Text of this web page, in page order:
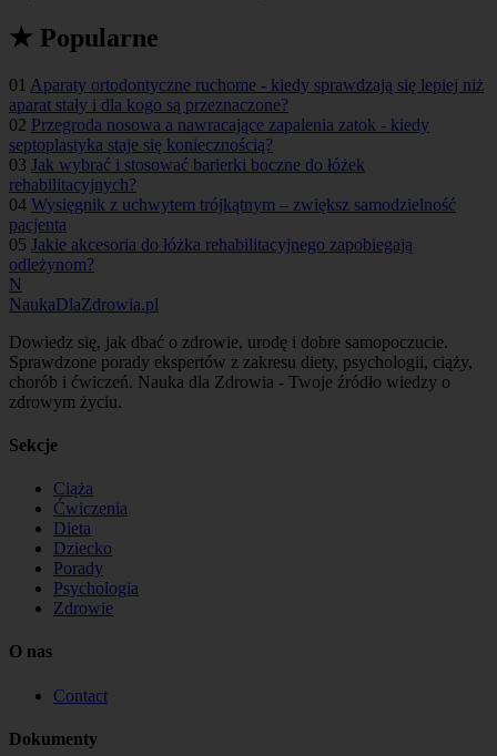
★ Popularne
01 Aparaty ortodontyczne ruchome - kiedy sprawdzają się lepiej niż
aparat stały i dla kogo są przeznaczone?
02 Przegroda nosowa a nawracające zapalenia zatok - kiedy
septoplastyka staje się koniecznością?
03 Jak wybrać i stosować barierki boczne do łóżek
rehabilitacyjnych?
04 Wysięgnik z uchwytem trójkątnym – zwiększ samodzielność
pacjenta
05 Jakie akcesoria do łóżka rehabilitacyjnego zapobiegają
odleżynom?
N
NaukaDlaZdrowia.pl
Dowiedz się, jak dbać o zdrowie, urodę i dobre samopoczucie.
Sprawdzone porady ekspertów z zakresu diety, psychologii, ciąży,
chorób i ćwiczeń. Nauka dla Zdrowia - Twoje źródło wiedzy o
zdrowym życiu.
Sekcje
Ciąża
Ćwiczenia
Dieta
Dziecko
Porady
Psychologia
Zdrowie
O nas
Contact
Dokumenty